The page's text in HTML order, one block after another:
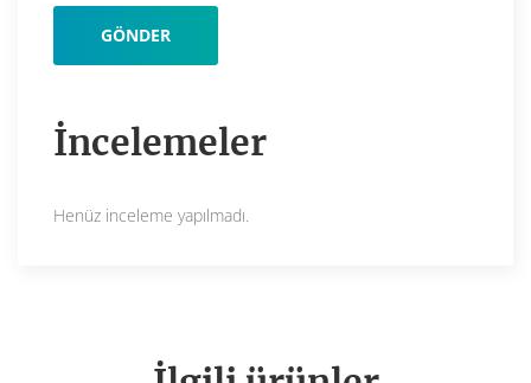
İncelemeler
Henüz inceleme yapılmadı.